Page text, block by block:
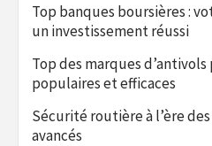
Top banques boursières :
un investissement réussi
Top des marques
populaires et efficaces
Sécurité routière à l’ère
avancés